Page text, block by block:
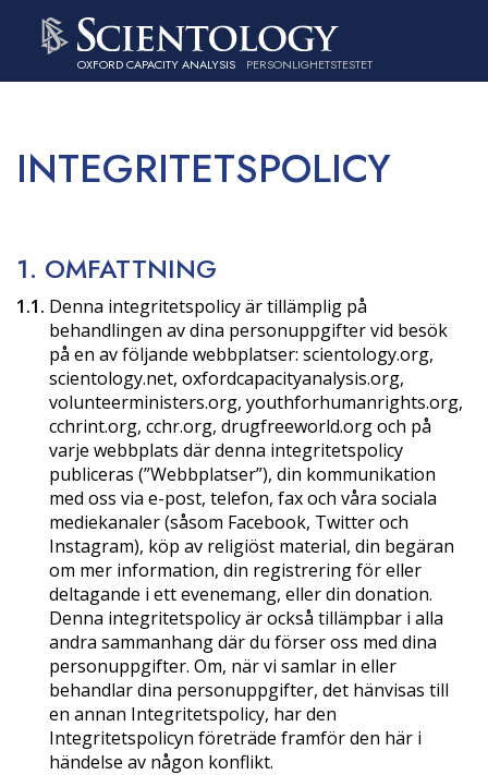
OXFORD CAPACITY ANALYSIS PERSONLIGHETSTESTET
INTEGRITETSPOLICY
1. OMFATTNING
1.1. Denna integritetspolicy är tillämplig på
behandlingen av dina personuppgifter vid besök
på en av följande webbplatser: scientology.org,
scientology.net, oxfordcapacityanalysis.org,
volunteerministers.org, youthforhumanrights.org,
cchrint.org, cchr.org, drugfreeworld.org och på
varje webbplats där denna integritetspolicy
publiceras (”Webbplatser”), din kommunikation
med oss via e-post, telefon, fax och våra sociala
mediekanaler (såsom Facebook, Twitter och
Instagram), köp av religiöst material, din begäran
om mer information, din registrering för eller
deltagande i ett evenemang, eller din donation.
Denna integritetspolicy är också tillämpbar i alla
andra sammanhang där du förser oss med dina
personuppgifter. Om, när vi samlar in eller
behandlar dina personuppgifter, det hänvisas till
en annan Integritetspolicy, har den
Integritetspolicyn företräde framför den här i
händelse av någon konflikt.